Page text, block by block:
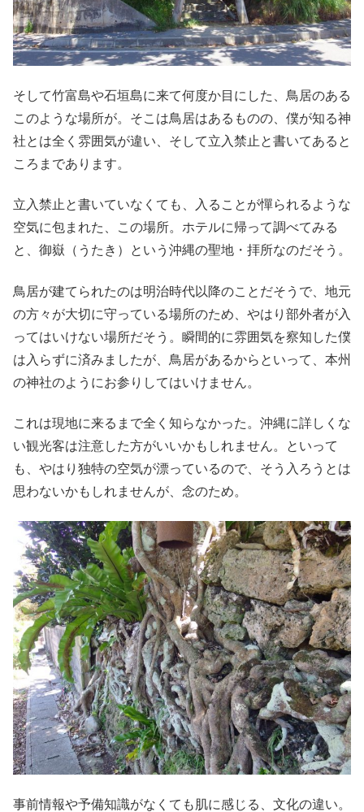
そして竹富島や石垣島に来て何度か目にした、鳥居のある
このような場所が。そこは鳥居はあるものの、僕が知る神
社とは全く雰囲気が違い、そして立入禁止と書いてあると
ころまであります。
立入禁止と書いていなくても、入ることが憚られるような
空気に包まれた、この場所。ホテルに帰って調べてみる
と、御嶽（うたき）という沖縄の聖地・拝所なのだそう。
鳥居が建てられたのは明治時代以降のことだそうで、地元
の方々が大切に守っている場所のため、やはり部外者が入
ってはいけない場所だそう。瞬間的に雰囲気を察知した僕
は入らずに済みましたが、鳥居があるからといって、本州
の神社のようにお参りしてはいけません。
これは現地に来るまで全く知らなかった。沖縄に詳しくな
い観光客は注意した方がいいかもしれません。といって
も、やはり独特の空気が漂っているので、そう入ろうとは
思わないかもしれませんが、念のため。
事前情報や予備知識がなくても肌に感じる、文化の違い。